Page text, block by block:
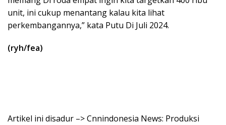
unit, ini cukup menantang kalau kita lihat
perkembangannya,” kata Putu Di Juli 2024.
(ryh/fea)
Artikel ini disadur –> Cnnindonesia News: Produksi